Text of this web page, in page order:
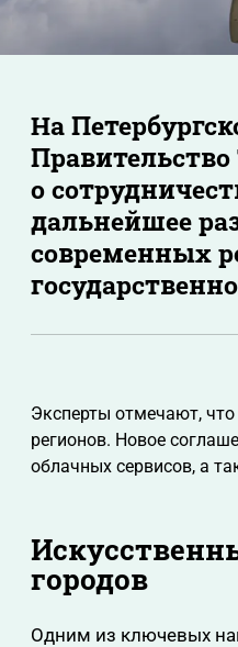
На
о
дальнейшее
современных
Эксперты отмечают,
регионов. Новое
облачных сервисов, а
городов
Одним из ключевых